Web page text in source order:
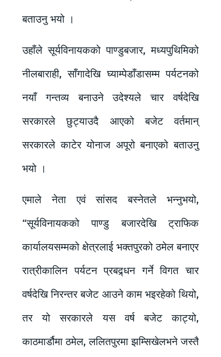
बताउनु भयो ।
उहाँले सूर्यविनायकको पाण्डुबजार, मध्यपुथिमिको
नीलबाराही, साँगादेखि घ्याम्पेडाँडासम्म पर्यटनको
नयाँ गन्तव्य बनाउने उदेश्यले चार वर्षदेखि
सरकारले छुट्याउदै आएको बजेट वर्तमान्
सरकारले काटेर योनाज अपूरो बनाएको बताउनु
भयो ।
एमाले नेता एवं सांसद बस्नेतले भन्नुभयो,
“सूर्यविनायकको पाण्डु बजारदेखि ट्राफिक
कार्यालयसम्मको क्षेत्रलाई भक्तपुरको ठमेल बनाएर
रात्रीकालिन पर्यटन प्रबद्र्धन गर्ने विगत चार
वर्षदेखि निरन्तर बजेट आउने काम भइरहेको थियो,
तर यो सरकारले यस वर्ष बजेट काट्यो,
काठमार्डौमा ठमेल, ललितपुरमा झम्सिखेलभने जस्तै